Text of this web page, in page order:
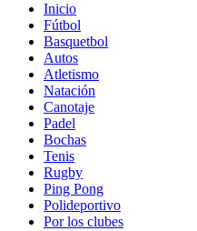
Inicio
Fútbol
Basquetbol
Autos
Atletismo
Natación
Canotaje
Padel
Bochas
Tenis
Rugby
Ping Pong
Polideportivo
Por los clubes